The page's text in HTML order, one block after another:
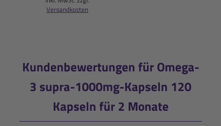
Versandkosten
Kundenbewertungen für Omega-
3 supra-1000mg-Kapseln 120
Kapseln für 2 Monate